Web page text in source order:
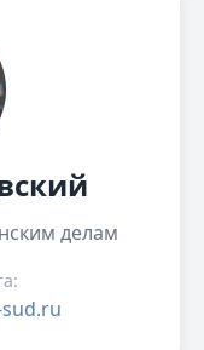
делам